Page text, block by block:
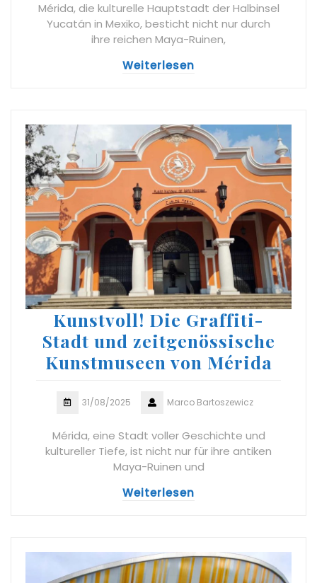
Mérida, die kulturelle Hauptstadt der Halbinsel
Yucatán in Mexiko, besticht nicht nur durch
ihre reichen Maya-Ruinen,
Weiterlesen
Kunstvoll! Die Graffiti-
Stadt und zeitgenössische
Kunstmuseen von Mérida
31/08/2025 Marco Bartoszewicz
Mérida, eine Stadt voller Geschichte und
kultureller Tiefe, ist nicht nur für ihre antiken
Maya-Ruinen und
Weiterlesen